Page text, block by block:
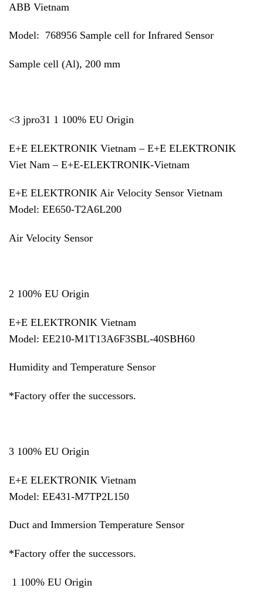
ABB Vietnam
Model: 768956 Sample cell for Infrared Sensor
Sample cell (Al), 200 mm
<3 jpro31 1 100% EU Origin
E+E ELEKTRONIK Vietnam – E+E ELEKTRONIK
Viet Nam – E+E-ELEKTRONIK-Vietnam
E+E ELEKTRONIK Air Velocity Sensor Vietnam
Model: EE650-T2A6L200
Air Velocity Sensor
2 100% EU Origin
E+E ELEKTRONIK Vietnam
Model: EE210-M1T13A6F3SBL-40SBH60
Humidity and Temperature Sensor
*Factory offer the successors.
3 100% EU Origin
E+E ELEKTRONIK Vietnam
Model: EE431-M7TP2L150
Duct and Immersion Temperature Sensor
*Factory offer the successors.
1 100% EU Origin